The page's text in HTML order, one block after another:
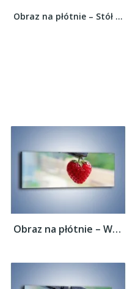
Obraz na płótnie – Stół pełen dojrzałych papryk...
Obraz na płótnie – Wisząca truskawka –...